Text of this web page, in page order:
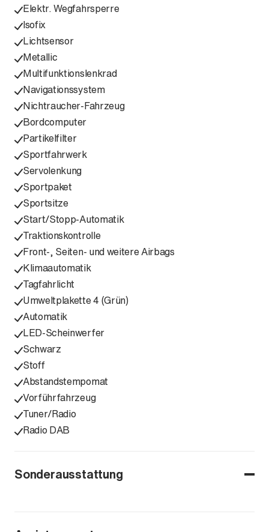
Elektr. Wegfahrsperre
Isofix
Lichtsensor
Metallic
Multifunktionslenkrad
Navigationssystem
Nichtraucher-Fahrzeug
Bordcomputer
Partikelfilter
Sportfahrwerk
Servolenkung
Sportpaket
Sportsitze
Start/Stopp-Automatik
Traktionskontrolle
Front-, Seiten- und weitere Airbags
Klimaautomatik
Tagfahrlicht
Umweltplakette 4 (Grün)
Automatik
LED-Scheinwerfer
Schwarz
Stoff
Abstandstempomat
Vorführfahrzeug
Tuner/Radio
Radio DAB
Sonderausstattung